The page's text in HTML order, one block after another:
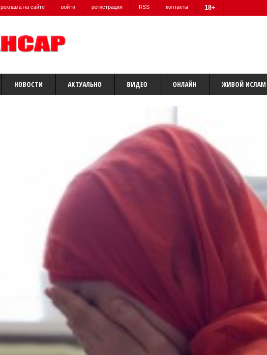
реклама на сайте войти регистрация RSS контакты 18+
НОВОСТИ АКТУАЛЬНО ВИДЕО ОНЛАЙН ЖИВОЙ ИСЛАМ